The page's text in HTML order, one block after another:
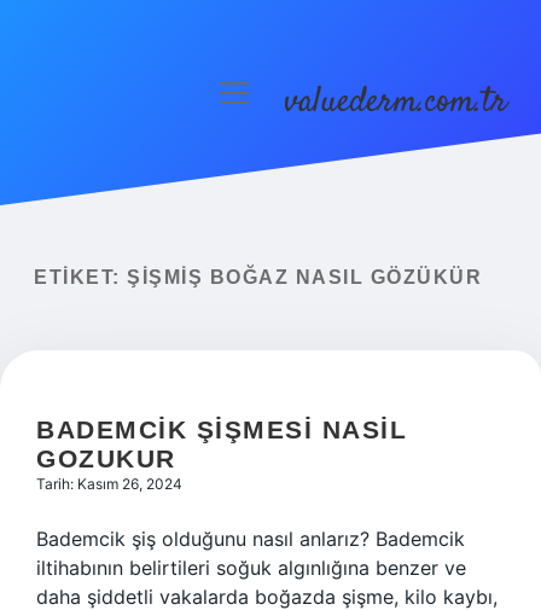
Yasal Uyarı
menüyüvaluederm.com.tr
ETIKET: ŞIŞMIŞ BOĞAZ NASIL GÖZÜKÜR
BADEMCIK ŞIŞMESI NASIL
GOZUKUR
Tarih: Kasım 26, 2024
Bademcik şiş olduğunu nasıl anlarız? Bademcik
iltihabının belirtileri soğuk algınlığına benzer ve
daha şiddetli vakalarda boğazda şişme, kilo kaybı,